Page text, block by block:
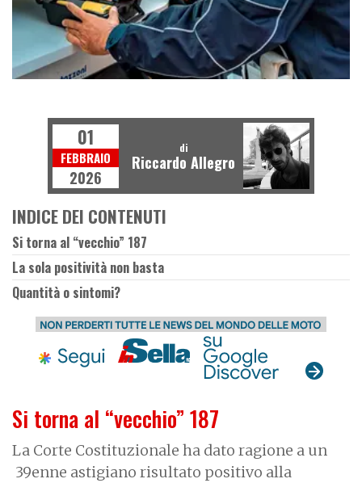
Si torna al “vecchio” 187
La Corte Costituzionale ha dato ragione a un
39enne astigiano risultato positivo alla
01
FEBBRAIO
2026
di
Riccardo Allegro
INDICE DEI CONTENUTI
Si torna al “vecchio” 187
La sola positività non basta
Quantità o sintomi?